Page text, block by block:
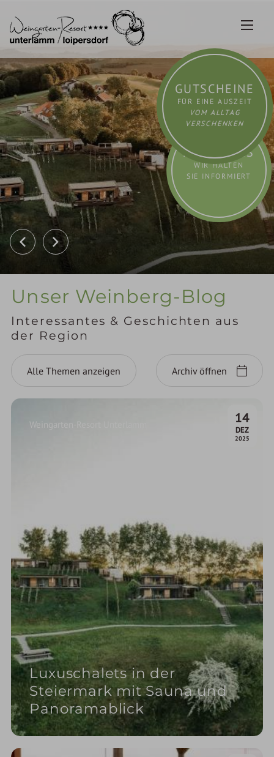
Inhalt
springen
GUTSCHEINE
FÜR EINE AUSZEIT
VOM ALLTAG
VERSCHENKEN
AKTUELLES
WIR HALTEN
SIE INFORMIERT
Unser Weinberg-Blog
Interessantes & Geschichten aus
der Region
Alle Themen anzeigen Archiv öffnen
14
DEZ.
2025
Luxuschalets in der
Steiermark mit Sauna und
Panoramablick
Weingarten-Resort Unterlamm